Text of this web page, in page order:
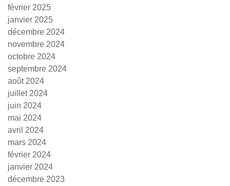
février 2025
janvier 2025
décembre 2024
novembre 2024
octobre 2024
septembre 2024
août 2024
juillet 2024
juin 2024
mai 2024
avril 2024
mars 2024
février 2024
janvier 2024
décembre 2023